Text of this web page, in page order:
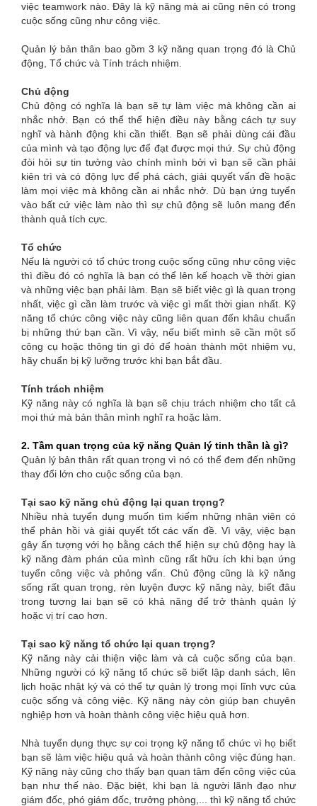
việc teamwork nào. Đây là kỹ năng mà ai cũng nên có trong
cuộc sống cũng như công việc.
Quản lý bản thân bao gồm 3 kỹ năng quan trọng đó là Chủ
động, Tổ chức và Tính trách nhiệm.
Chủ động
Chủ động có nghĩa là bạn sẽ tự làm việc mà không cần ai
nhắc nhở. Bạn có thể thể hiện điều này bằng cách tự suy
nghĩ và hành động khi cần thiết. Bạn sẽ phải dùng cái đầu
của mình và tạo động lực để đạt được mọi thứ. Sự chủ động
đòi hỏi sự tin tưởng vào chính mình bởi vì bạn sẽ cần phải
kiên trì và có động lực để phá cách, giải quyết vấn đề hoặc
làm mọi việc mà không cần ai nhắc nhở. Dù bạn ứng tuyển
vào bất cứ việc làm nào thì sự chủ động sẽ luôn mang đến
thành quả tích cực.
Tổ chức
Nếu là người có tổ chức trong cuộc sống cũng như công việc
thì điều đó có nghĩa là bạn có thể lên kế hoạch về thời gian
và những việc bạn phải làm. Bạn sẽ biết việc gì là quan trọng
nhất, việc gì cần làm trước và việc gì mất thời gian nhất. Kỹ
năng tổ chức công việc này cũng liên quan đến khâu chuẩn
bị những thứ bạn cần. Vì vậy, nếu biết mình sẽ cần một số
công cụ hoặc thông tin gì đó để hoàn thành một nhiệm vụ,
hãy chuẩn bị kỹ lưỡng trước khi bạn bắt đầu.
Tính trách nhiệm
Kỹ năng này có nghĩa là bạn sẽ chịu trách nhiệm cho tất cả
mọi thứ mà bản thân mình nghĩ ra hoặc làm.
2. Tầm quan trọng của kỹ năng Quản lý tinh thần là gì?
Quản lý bản thân rất quan trọng vì nó có thể đem đến những
thay đổi lớn cho cuộc sống của bạn.
Tại sao kỹ năng chủ động lại quan trọng?
Nhiều nhà tuyển dụng muốn tìm kiếm những nhân viên có
thể phản hồi và giải quyết tốt các vấn đề. Vì vậy, việc bạn
gây ấn tượng với họ bằng cách thể hiện sự chủ động hay là
kỹ năng đàm phán của mình cũng rất hữu ích khi bạn ứng
tuyển công việc và phỏng vấn. Chủ động cũng là kỹ năng
sống rất quan trọng, rèn luyện được kỹ năng này, biết đâu
trong tương lai bạn sẽ có khả năng để trở thành quản lý
hoặc vị trí cao hơn.
Tại sao kỹ năng tổ chức lại quan trọng?
Kỹ năng này cải thiện việc làm và cả cuộc sống của bạn.
Những người có kỹ năng tổ chức sẽ biết lập danh sách, lên
lịch hoặc nhật ký và có thể tự quản lý trong mọi lĩnh vực của
cuộc sống và công việc. Kỹ năng này còn giúp bạn chuyên
nghiệp hơn và hoàn thành công việc hiệu quả hơn.
Nhà tuyển dụng thực sự coi trọng kỹ năng tổ chức vì họ biết
bạn sẽ làm việc hiệu quả và hoàn thành công việc đúng hạn.
Kỹ năng này cũng cho thấy bạn quan tâm đến công việc của
bạn như thế nào. Đặc biệt, khi bạn là người lãnh đạo như
giám đốc, phó giám đốc, trưởng phòng,... thì kỹ năng tổ chức